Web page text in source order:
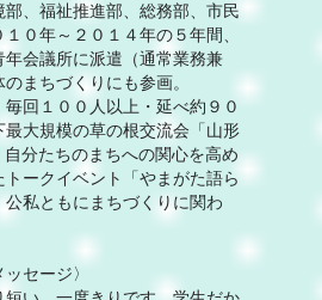
部、福祉推進部、総務部、市民
０年～２０１４年の５年間、
会議所に派遣（通常業務兼
まちづくりにも参画。
回１００人以上・延べ約９０
最大規模の草の根交流会「山形
分たちのまちへの関心を高め
ークイベント「やまがた語ら
私ともにまちづくりに関わ
セージ〉